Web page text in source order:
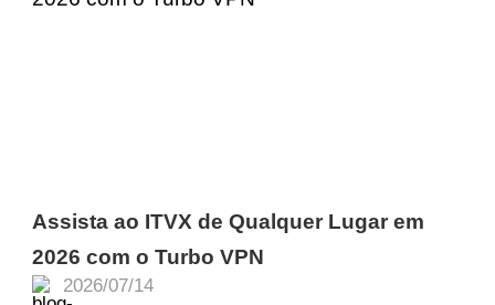
2026/07/14
Assista ao ITVX de Qualquer Lugar em
2026 com o Turbo VPN